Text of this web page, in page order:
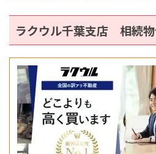
ラクウル千葉支店 相続